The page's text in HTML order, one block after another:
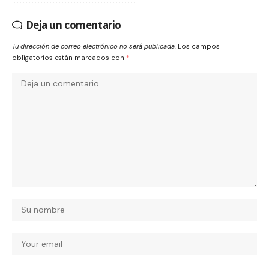
Deja un comentario
Tu dirección de correo electrónico no será publicada. Los campos
obligatorios están marcados con *